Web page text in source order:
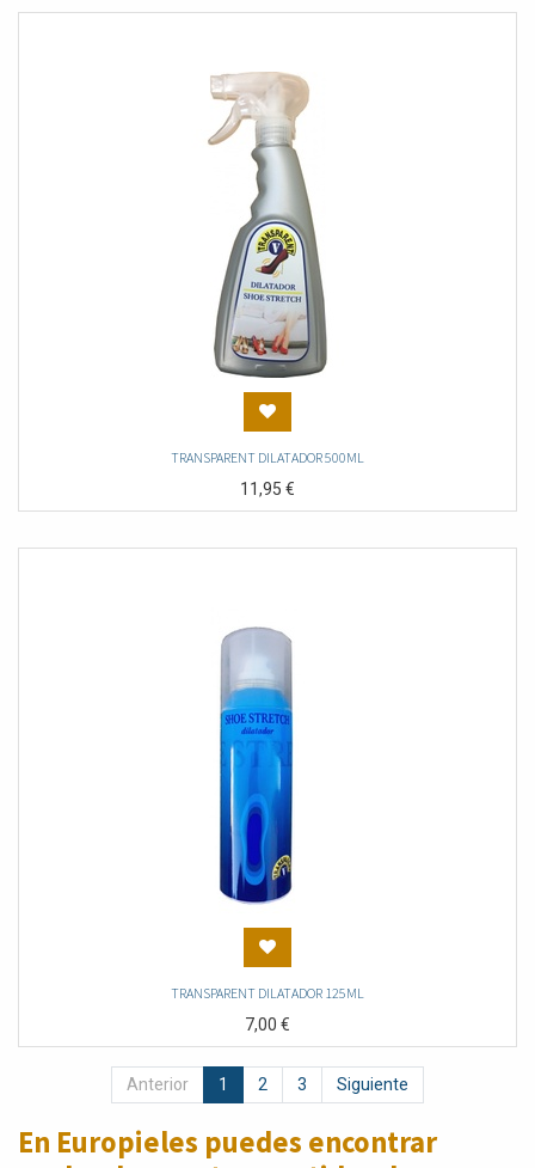
TRANSPARENT DILATADOR 500ML
11,95€
TRANSPARENT DILATADOR 125ML
7,00€
Anterior 1 2 3 Siguiente
En Europieles puedes encontrar